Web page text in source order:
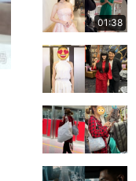
01:38